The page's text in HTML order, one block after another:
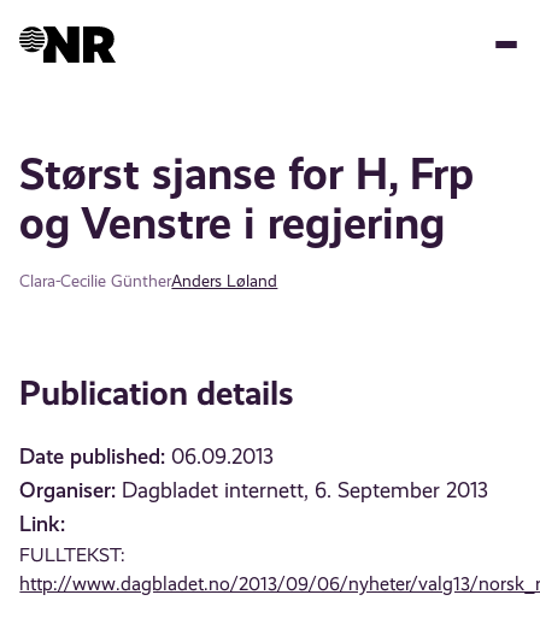
Størst sjanse for H, Frp
og Venstre i regjering
Clara-Cecilie GüntherAnders Løland
Publication details
Date published: 06.09.2013
Organiser: Dagbladet internett, 6. September 2013
Link:
FULLTEKST:
http://www.dagbladet.no/2013/09/06/nyheter/valg13/